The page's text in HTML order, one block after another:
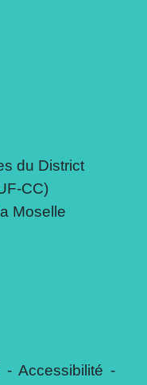
du District
CC)
Moselle
- Accessibilité -